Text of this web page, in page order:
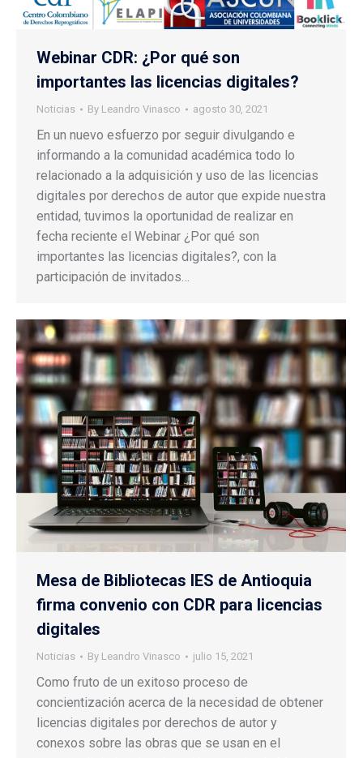
Webinar CDR: ¿Por qué son
importantes las licencias digitales?
Noticias By Leandro Vinasco agosto 30, 2021
En un nuevo esfuerzo por seguir divulgando e
informando a la comunidad académica todo lo
relacionado a la adquisición y uso de las licencias
digitales por derechos de autor que expide nuestra
entidad, tuvimos la oportunidad de realizar en
fecha reciente el Webinar ¿Por qué son
importantes las licencias digitales?, con la
participación de invitados…
Mesa de Bibliotecas IES de Antioquia
firma convenio con CDR para licencias
digitales
Noticias By Leandro Vinasco julio 15, 2021
Como fruto de un exitoso proceso de
concientización acerca de la necesidad de obtener
licencias digitales por derechos de autor y
conexos sobre las obras que se usan en el